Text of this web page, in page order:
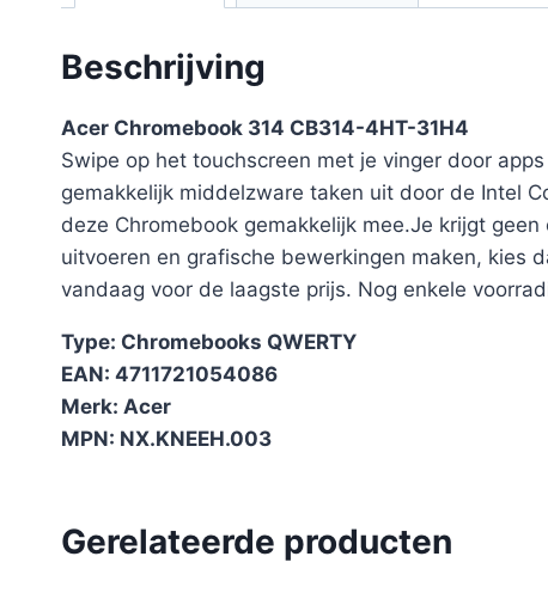
Beschrijving
Acer Chromebook 314 CB314-4HT-31H4
Swipe op het touchscreen met je vinger door
gemakkelijk middelzware taken uit door de Intel
deze Chromebook gemakkelijk mee.Je krijgt
uitvoeren en grafische bewerkingen maken, kies
vandaag voor de laagste prijs. Nog enkele
Type: Chromebooks QWERTY
EAN: 4711721054086
Merk: Acer
MPN: NX.KNEEH.003
Gerelateerde producten